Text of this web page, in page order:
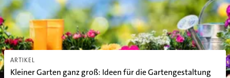
ARTIKEL
Kleiner Garten ganz groß: Ideen für die Gartengestaltung